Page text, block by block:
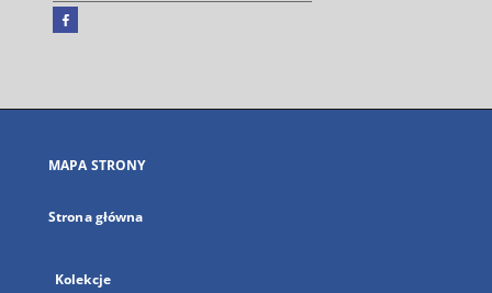
Facebook
się
karcie
MAPA STRONY
Strona główna
Kolekcje